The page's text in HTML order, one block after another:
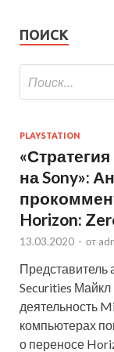
ПОИСК
PLAYSTATION
на Sony»:
Horizon:
13.03.2020 - от
Представитель
Securities Майкл
деятельность
компьютерах
о переносе